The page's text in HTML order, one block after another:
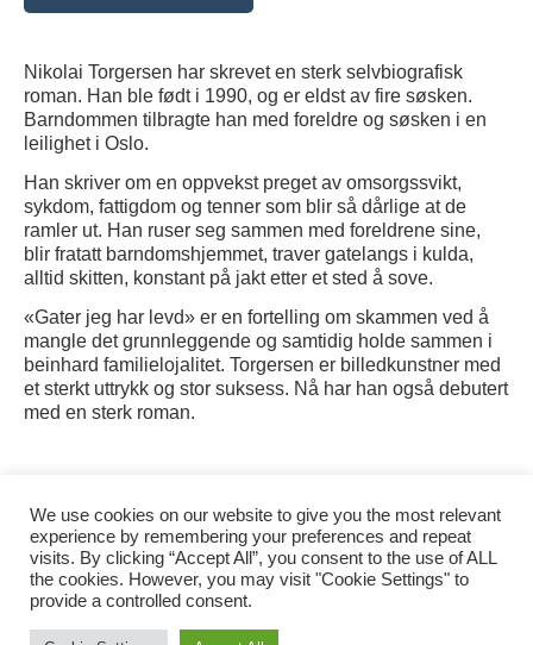
Nikolai Torgersen har skrevet en sterk selvbiografisk
roman. Han ble født i 1990, og er eldst av fire søsken.
Barndommen tilbragte han med foreldre og søsken i en
leilighet i Oslo.
Han skriver om en oppvekst preget av omsorgssvikt,
sykdom, fattigdom og tenner som blir så dårlige at de
ramler ut. Han ruser seg sammen med foreldrene sine,
blir fratatt barndomshjemmet, traver gatelangs i kulda,
alltid skitten, konstant på jakt etter et sted å sove.
«Gater jeg har levd» er en fortelling om skammen ved å
mangle det grunnleggende og samtidig holde sammen i
beinhard familielojalitet. Torgersen er billedkunstner med
et sterkt uttrykk og stor suksess. Nå har han også debutert
med en sterk roman.
Tilgjengelighetserklæring
We use cookies on our website to give you the most relevant
experience by remembering your preferences and repeat
visits. By clicking “Accept All”, you consent to the use of ALL
the cookies. However, you may visit "Cookie Settings" to
provide a controlled consent.